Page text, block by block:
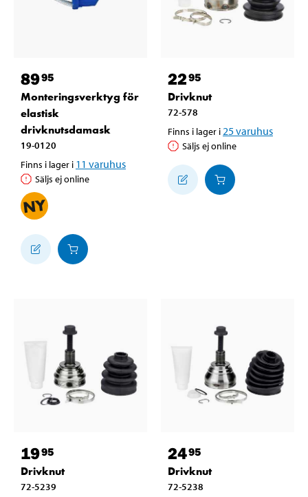
8995
Monteringsverktyg för
elastisk
drivknutsdamask
19-0120
Finns i lager i 11 varuhus
Säljs ej online
2295
Drivknut
72-578
Finns i lager i 25varuhus
Säljs ej online
1995
Drivknut
72-5239
2495
Drivknut
72-5238